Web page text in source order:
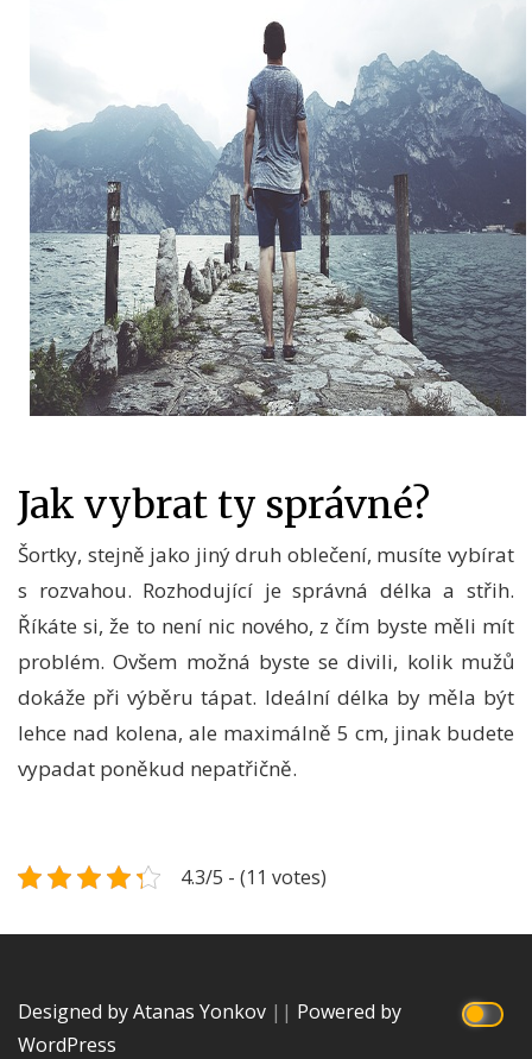
Jak vybrat ty správné?
Šortky, stejně jako jiný druh oblečení, musíte vybírat
s rozvahou. Rozhodující je správná délka a střih.
Říkáte si, že to není nic nového, z čím byste měli mít
problém. Ovšem možná byste se divili, kolik mužů
dokáže při výběru tápat. Ideální délka by měla být
lehce nad kolena, ale maximálně 5 cm, jinak budete
vypadat poněkud nepatřičně.
4.3/5 - (11 votes)
Designed by Atanas Yonkov || Powered by
WordPress